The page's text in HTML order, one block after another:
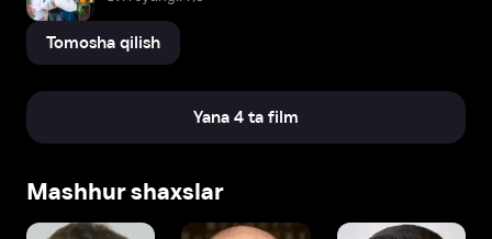
Tomosha qilish
Yana 4 ta film
Mashhur shaxslar